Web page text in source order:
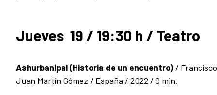
Jueves 19 / 19:30 h / Teatro
Ashurbanipal (Historia de un encuentro) /
Juan Martín Gómez / España / 2022 / 9 min.